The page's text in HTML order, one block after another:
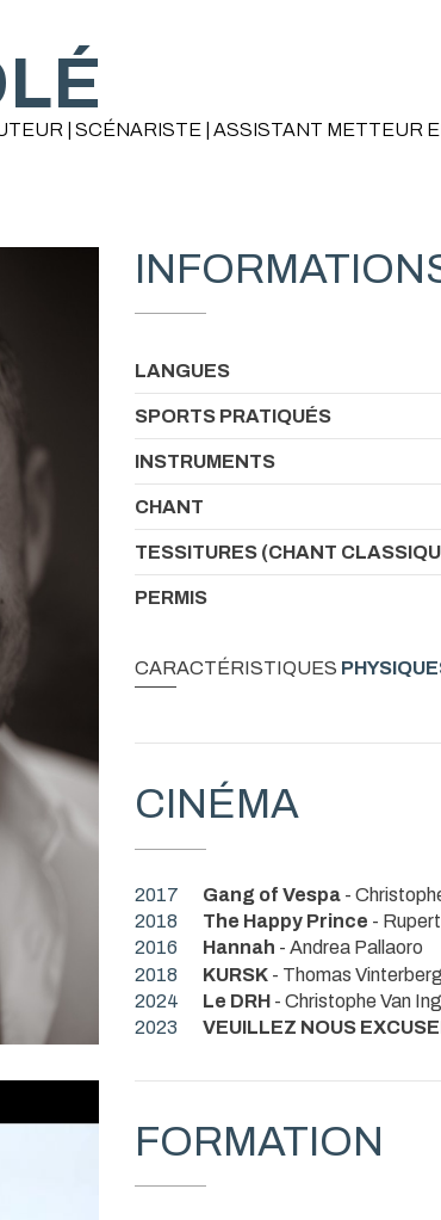
| SCÉNARISTE | ASSISTANT METTEUR
LANGUES
SPORTS PRATIQUÉS
INSTRUMENTS
CHANT
TESSITURES (CHANT
PERMIS
CARACTÉRISTIQUES
CINÉMA
2017 Gang of Vespa -
2018
The Happy Prince -
2016
Hannah - Andrea Pallaoro
2018
KURSK - Thomas Vinterberg
2024
Le DRH - Christophe Van
2023
VEUILLEZ NOUS
FORMATION